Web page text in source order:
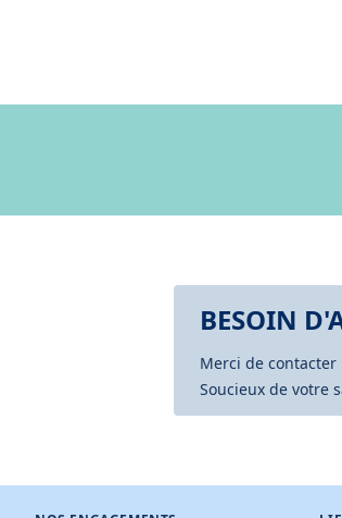
BESOIN
Merci de contacter
Soucieux de votre